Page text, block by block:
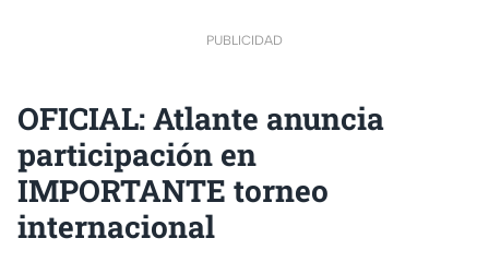
PUBLICIDAD
OFICIAL: Atlante anuncia
participación en
IMPORTANTE torneo
internacional